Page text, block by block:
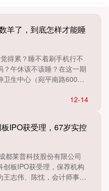
羊了，到底怎样才能睡
得累？睡不着刷手机行不
午休该不该睡？在这一期
卫生中心（宛平南路600
12-14
IPO获受理，67岁实控
都莱普科技股份有限公司
创板IPO获受理，保荐机构
志伟、陈忱，会计师事务